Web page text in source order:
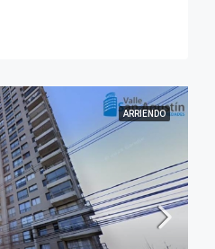
ARRIENDO